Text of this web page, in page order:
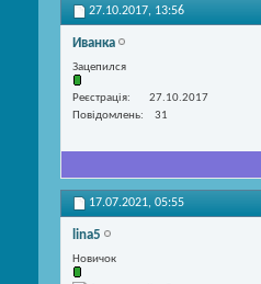
27.10.2017, 13:56
Иванка
Зацепился
Реєстрація
27.10.2017
Повідомлень
31
17.07.2021, 05:55
lina5
Новичок